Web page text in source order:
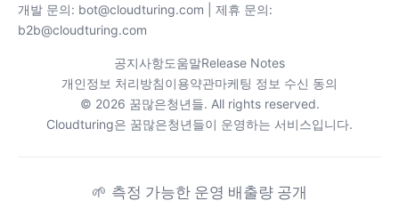
개발 문의: bot@cloudturing.com | 제휴 문의:
b2b@cloudturing.com
공지사항도움말Release Notes
개인정보 처리방침이용약관마케팅 정보 수신 동의
© 2026 꿈많은청년들. All rights reserved.
Cloudturing은 꿈많은청년들이 운영하는 서비스입니다.
🌱 측정 가능한 운영 배출량 공개